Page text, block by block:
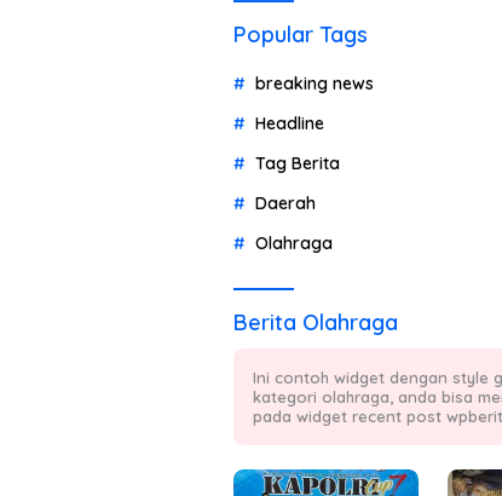
Popular Tags
breaking news
Headline
Tag Berita
Daerah
Olahraga
Berita Olahraga
Ini contoh widget dengan style
kategori olahraga, anda bisa
pada widget recent post